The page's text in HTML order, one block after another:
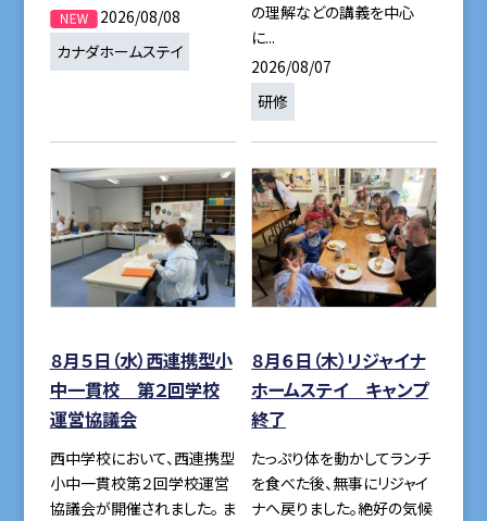
2026/08/08
カナダホームステイ
の理解などの講義を中心
に...
2026/08/07
研修
８月５日（水）西連携型小
中一貫校 第２回学校
運営協議会
西中学校において、西連携型
小中一貫校第２回学校運営
協議会が開催されました。 ま
８月６日（木）リジャイナ
ホームステイ キャンプ
終了
たっぷり体を動かしてランチ
を食べた後、無事にリジャイ
ナへ戻りました。絶好の気候